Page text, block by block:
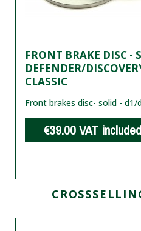
FRONT BRAKE DISC -
DEFENDER/
CLASSIC
Front brakes disc- solid - d1/
€39.00VAT included